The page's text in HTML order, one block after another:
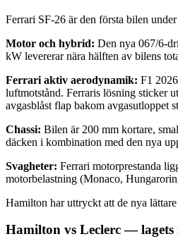
Ferrari SF-26 är den första bilen
Motor och hybrid: Den nya 067/6-
kW levererar nära hälften av bilens
Ferrari aktiv aerodynamik: F1
luftmotstånd. Ferraris lösning sticker
avgasblåst flap bakom avgasutloppet
Chassi: Bilen är 200 mm kortare,
däcken i kombination med den nya
Svagheter: Ferrari motorprestanda
motorbelastning (Monaco,
Hamilton har uttryckt att de nya
Hamilton vs Leclerc —